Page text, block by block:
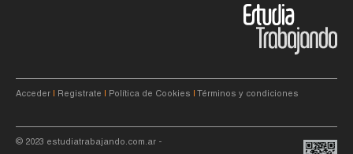
Acceder Registrate Política de Cookies Términos y condiciones
© 2023 estudiatrabajando.com.ar -